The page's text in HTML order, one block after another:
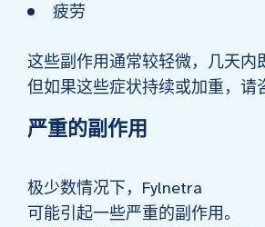
疲劳
这些副作用通常较轻微，几天内
但如果这些症状持续或加重，请
严重的副作用
极少数情况下，Fylnetra
可能引起一些严重的副作用。